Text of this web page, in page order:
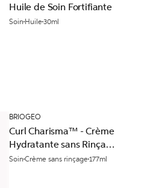
Huile de Soin Fortifiante
Soin Huile30ml
BRIOGEO
Curl Charisma™ - Crème
Hydratante sans Rinçage
aux Acides Aminés de Riz
Soin Crème sans rinçage177ml